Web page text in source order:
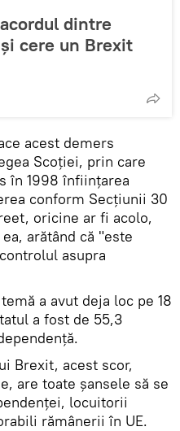
dintre
cere un Brexit
acest demers
Scoţiei, prin care
în 1998 înfiinţarea
conform Secţiunii 30
oricine ar fi acolo,
arătând că "este
asupra
a avut deja loc pe 18
a fost de 55,3
Brexit, acest scor,
are toate șansele să se
locuitorii
rămânerii în UE.